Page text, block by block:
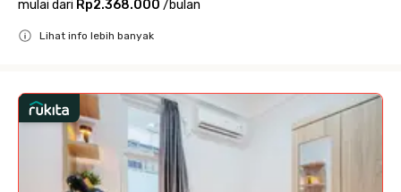
mulai dari Rp2.368.000 /bulan
Lihat info lebih banyak